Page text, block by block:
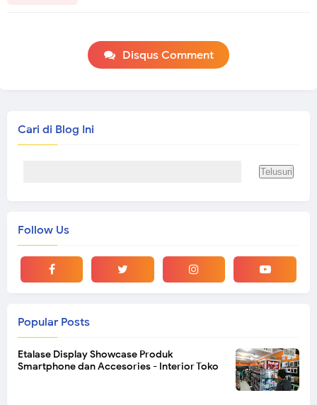
Disqus Comment
Cari di Blog Ini
Follow Us
Popular Posts
Etalase Display Showcase Produk
Smartphone dan Accesories - Interior Toko